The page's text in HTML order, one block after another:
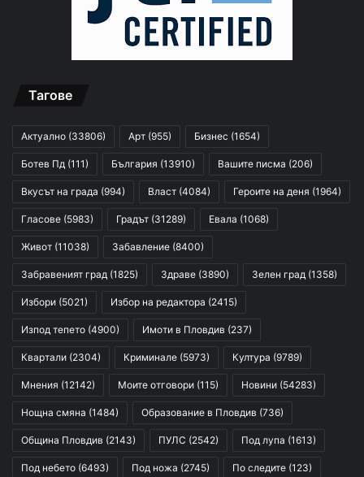
Тагове
Актуално (33806) Арт (955) Бизнес (1654)
Ботев Пд (111) България (13910) Вашите писма (206)
Вкусът на града (994) Власт (4084) Героите на деня (1964)
Гласове (5983) Градът (31289) Евала (1068)
Живот (11038) Забавление (8400)
Забравеният град (1825) Здраве (3890) Зелен град (1358)
Избори (5021) Избор на редактора (2415)
Изпод тепето (4900) Имоти в Пловдив (237)
Квартали (2304) Криминале (5973) Култура (9789)
Мнения (12142) Моите отговори (115) Новини (54283)
Нощна смяна (1484) Образование в Пловдив (736)
Община Пловдив (2143) ПУЛС (2542) Под лупа (1613)
Под небето (6493) Под ножа (2745) По следите (123)